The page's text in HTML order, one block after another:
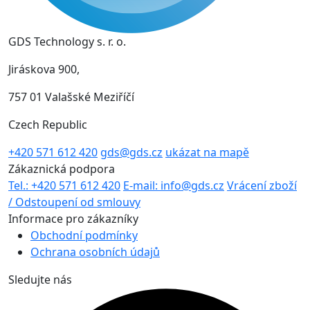
GDS Technology s. r. o.
Jiráskova 900,
757 01 Valašské Meziříčí
Czech Republic
+420 571 612 420 gds@gds.cz ukázat na mapě
Zákaznická podpora
Tel.: +420 571 612 420 E-mail: info@gds.cz Vrácení zboží
/ Odstoupení od smlouvy
Informace pro zákazníky
Obchodní podmínky
Ochrana osobních údajů
Sledujte nás